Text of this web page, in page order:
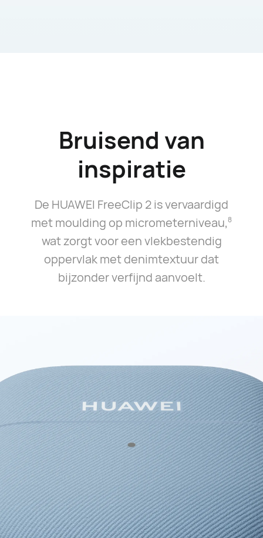
Bruisend van
inspiratie
De HUAWEI FreeClip 2 is vervaardigd
met moulding op micrometerniveau,⁠8
wat zorgt voor een vlekbestendig
oppervlak met denimtextuur dat
bijzonder verfijnd aanvoelt.